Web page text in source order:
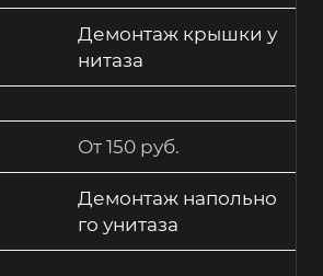
Демонтаж крышки у
нитаза
От 150 руб.
Демонтаж напольно
го унитаза